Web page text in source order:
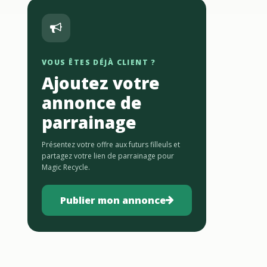
VOUS ÊTES DÉJÀ CLIENT ?
Ajoutez votre
annonce de
parrainage
Présentez votre offre aux futurs filleuls et
partagez votre lien de parrainage pour
Magic Recycle.
Publier mon annonce